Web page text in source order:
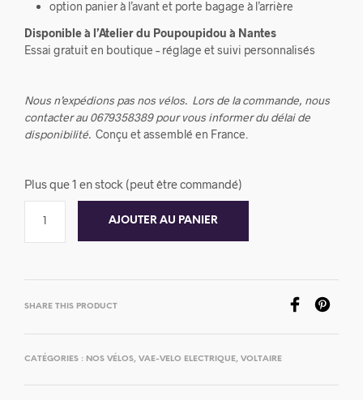
option panier à l’avant et porte bagage à l’arrière
Disponible à l’Atelier du Poupoupidou à Nantes
Essai gratuit en boutique – réglage et suivi personnalisés
Nous n’expédions pas nos vélos. Lors de la commande, nous
contacter au 0679358389 pour vous informer du délai de
disponibilité. Conçu et assemblé en France.
Plus que 1 en stock (peut être commandé)
AJOUTER AU PANIER
SHARE THIS PRODUCT
CATÉGORIES : NOS VÉLOS, VAE-VELO ELECTRIQUE, VOLTAIRE